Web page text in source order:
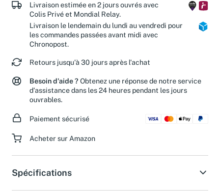
Livraison estimée en 2 jours ouvrés avec
Colis Privé et Mondial Relay.
Livraison le lendemain du lundi au vendredi pour
les commandes passées avant midi avec
Chronopost.
Retours jusqu'à 30 jours après l'achat
Besoin d'aide ? Obtenez une réponse de notre service
d'assistance dans les 24 heures pendant les jours
ouvrables.
Paiement sécurisé
Acheter sur Amazon
Spécifications